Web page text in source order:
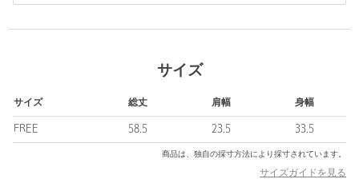
■素材
のインナーとしても活躍します。
一枚でも様になる、春夏シーズンに重宝するおすすめのアイテム
です。
サイズ
サイズ 総丈 肩幅 身幅
FREE 58.5 23.5 33.5
商品は、独自の採寸方法により採寸されています。
サイズガイドを見る